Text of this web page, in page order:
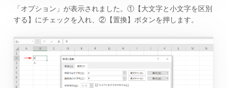
「オプション」が表示されました。①【大文字と小文字を区別
する】にチェックを入れ、②【置換】ボタンを押します。